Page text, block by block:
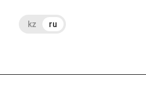
kz ru